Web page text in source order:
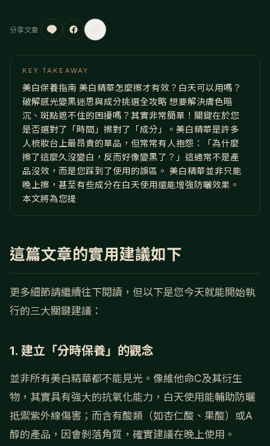
分享文章
KEY TAKEAWAY
美白保養指南 美白精華怎麼擦才有效？白天可以用嗎？
破解感光變黑迷思與成分挑選全攻略 想要解決膚色暗
沉、斑點遮不住的困擾嗎？其實非常簡單！關鍵在於您
是否選對了「時間」擦對了「成分」。美白精華是許多
人梳妝台上最昂貴的單品，但常常有人抱怨：「為什麼
擦了這麼久沒變白，反而好像變黑了？」這通常不是產
品沒效，而是您踩到了使用的誤區。 美白精華並非只能
晚上擦，甚至有些成分在白天使用還能增強防曬效果。
本文將為您提
這篇文章的實用建議如下
更多細節請繼續往下閱讀，但以下是您今天就能開始執
行的三大關鍵建議：
1. 建立「分時保養」的觀念
並非所有美白精華都不能見光。像維他命C及其衍生
物，其實具有強大的抗氧化能力，白天使用能輔助防曬
抵禦紫外線傷害；而含有酸類（如杏仁酸、果酸）或A
醇的產品，因會剝落角質，確實建議在晚上使用。